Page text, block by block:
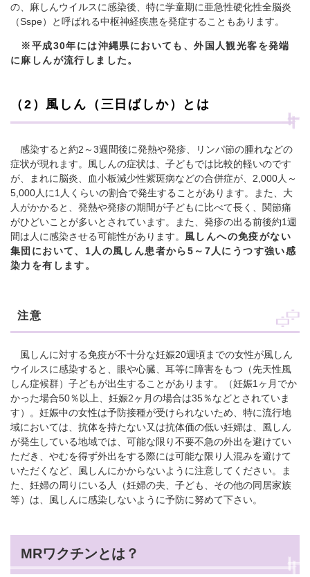
の、麻しんウイルスに感染後、特に学童期に亜急性硬化性全脳炎
（Sspe）と呼ばれる中枢神経疾患を発症することもあります。
※平成30年には沖縄県においても、外国人観光客を発端
に麻しんが流行しました。
（2）風しん（三日ばしか）とは
感染すると約2～3週間後に発熱や発疹、リンパ節の腫れなどの
症状が現れます。風しんの症状は、子どもでは比較的軽いのです
が、まれに脳炎、血小板減少性紫斑病などの合併症が、2,000人～
5,000人に1人くらいの割合で発生することがあります。また、大
人がかかると、発熱や発疹の期間が子どもに比べて長く、関節痛
がひどいことが多いとされています。また、発疹の出る前後約1週
間は人に感染させる可能性があります。 風しんへの免疫がない
集団において、1人の風しん患者から5～7人にうつす強い感
染力を有します。
注意
風しんに対する免疫が不十分な妊娠20週頃までの女性が風しん
ウイルスに感染すると、眼や心臓、耳等に障害をもつ（先天性風
しん症候群）子どもが出生することがあります。（妊娠1ヶ月でか
かった場合50％以上、妊娠2ヶ月の場合は35％などとされていま
す）。妊娠中の女性は予防接種が受けられないため、特に流行地
域においては、抗体を持たない又は抗体価の低い妊婦は、風しん
が発生している地域では、可能な限り不要不急の外出を避けてい
ただき、やむを得ず外出をする際には可能な限り人混みを避けて
いただくなど、風しんにかからないように注意してください。ま
た、妊婦の周りにいる人（妊婦の夫、子ども、その他の同居家族
等）は、風しんに感染しないように予防に努めて下さい。
MRワクチンとは？